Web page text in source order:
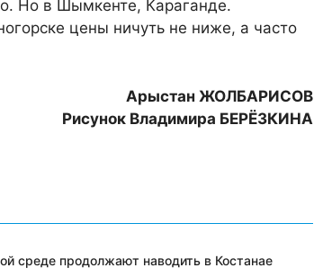
Но в Шымкенте, Караган­де.
цены ничуть не ниже, а часто
Арыстан ЖОЛБАРИСОВ
Рисунок Владимира БЕРЁЗКИНА
среде продолжают наводить в Костанае